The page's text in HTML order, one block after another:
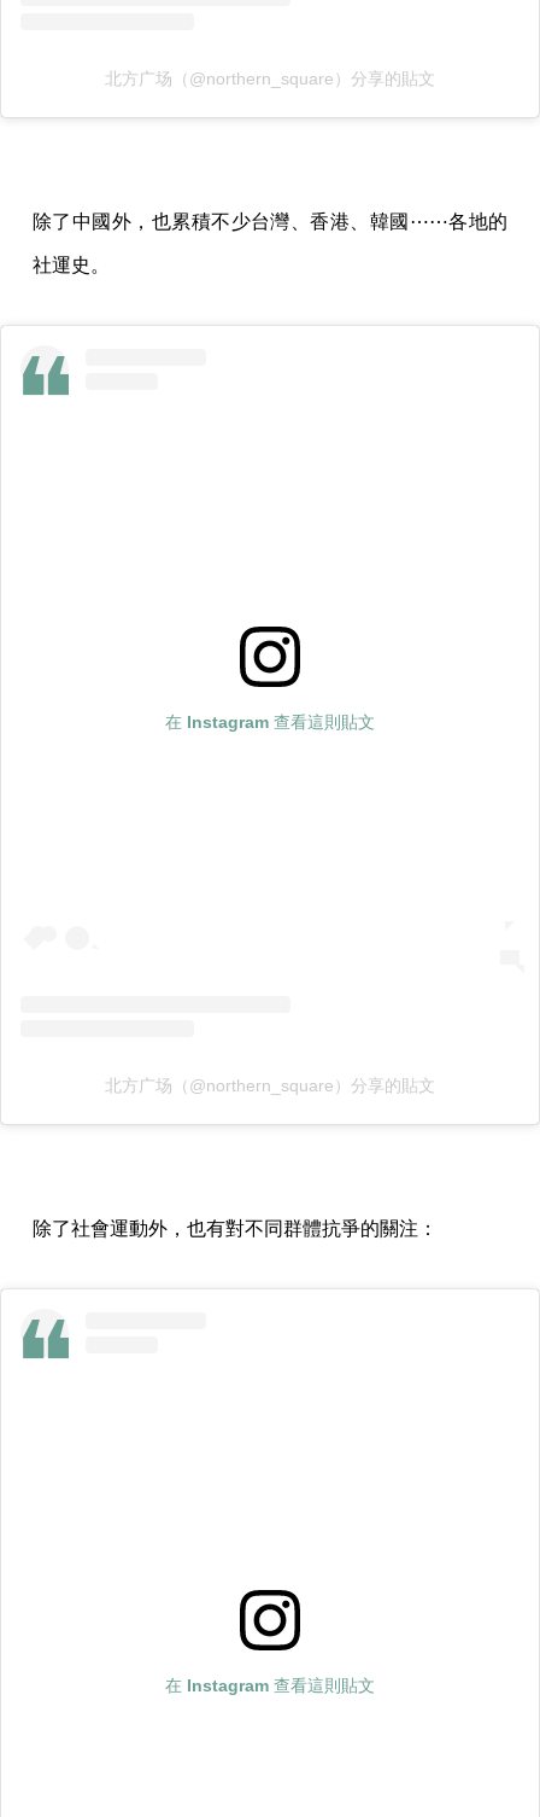
北方广场（@northern_square）分享的貼文
除了中國外，也累積不少台灣、香港、韓國⋯⋯各地的
社運史。
在 Instagram 查看這則貼文
北方广场（@northern_square）分享的貼文
除了社會運動外，也有對不同群體抗爭的關注：
在 Instagram 查看這則貼文